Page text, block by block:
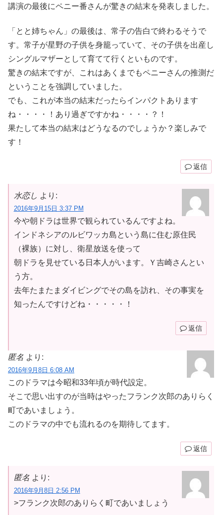
講演の最後にペニー番さんが驚きの結末を発表しました。
「とと姉ちゃん」の最後は、常子の告白で終わるそうで
す。常子が星野の子供を身籠っていて、その子供を出産し
シングルマザーとして育てて行くといものです。
驚きの結末ですが、これはあくまでもペニーさんの推測だ
ということを強調していました。
でも、これが本当の結末だったらインパクトあります
ね・・・・！あり過ぎですかね・・・・？！
果たして本当の結末はどうなるのでしょうか？楽しみで
す！
返信
水恋し より:
2016年9月15日 3:37 PM
今や朝ドラは世界で観られているんですよね。
インドネシアのルビワッカ島という島に住む原住民
（裸族）に対し、衛星放送を使って
朝ドラを見せている日本人がいます。Ｙ吉崎さんとい
う方。
去年たまたまダイビングでその島を訪れ、その事実を
知ったんですけどね・・・・・！
返信
匿名 より:
2016年9月8日 6:08 AM
このドラマは今昭和33年頃が時代設定。
そこで思い出すのが当時はやったフランク次郎のありらく
町であいましょう。
このドラマの中でも流れるのを期待してます。
返信
匿名 より:
2016年9月8日 2:56 PM
>フランク次郎のありらく町であいましょう